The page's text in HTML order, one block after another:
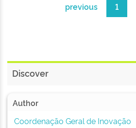
previous 1
Discover
Author
Coordenação Geral de Inovação